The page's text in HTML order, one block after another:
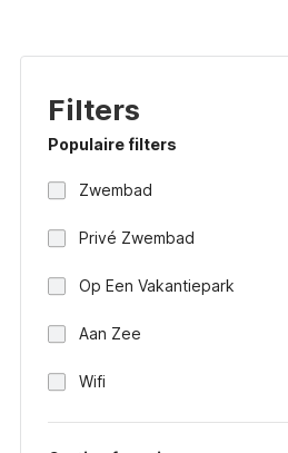
Filters
Populaire filters
Zwembad
Privé Zwembad
Op Een Vakantiepark
Aan Zee
Wifi